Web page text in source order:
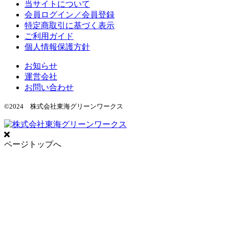
当サイトについて
会員ログイン／会員登録
特定商取引に基づく表示
ご利用ガイド
個人情報保護方針
お知らせ
運営会社
お問い合わせ
©2024 株式会社東海グリーンワークス
ページトップへ